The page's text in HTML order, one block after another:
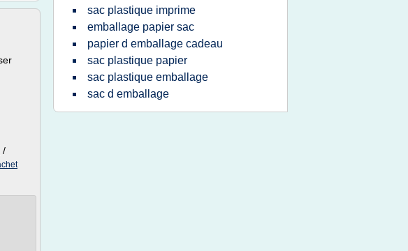
/
sac plastique imprime
emballage papier sac
papier d emballage cadeau
sac plastique papier
sac plastique emballage
sac d emballage